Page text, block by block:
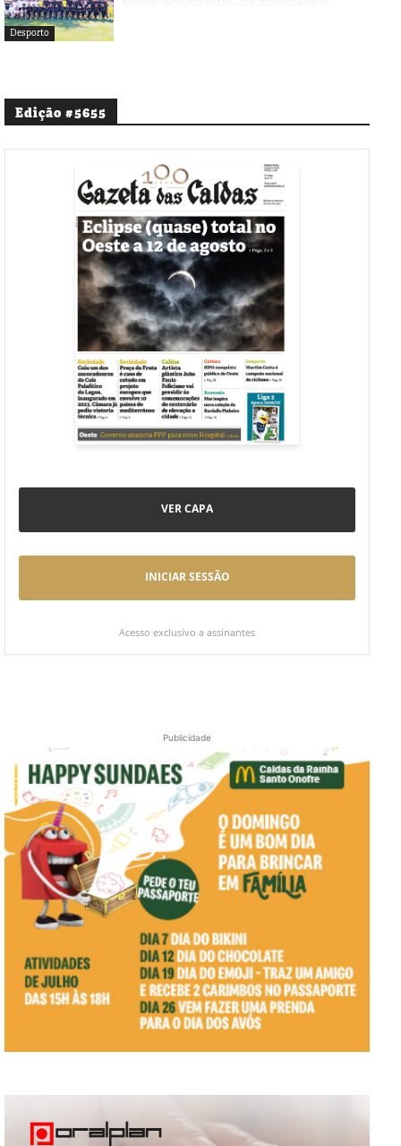
Desporto
Edição #5655
VER CAPA
INICIAR SESSÃO
Acesso exclusivo a assinantes
Publicidade